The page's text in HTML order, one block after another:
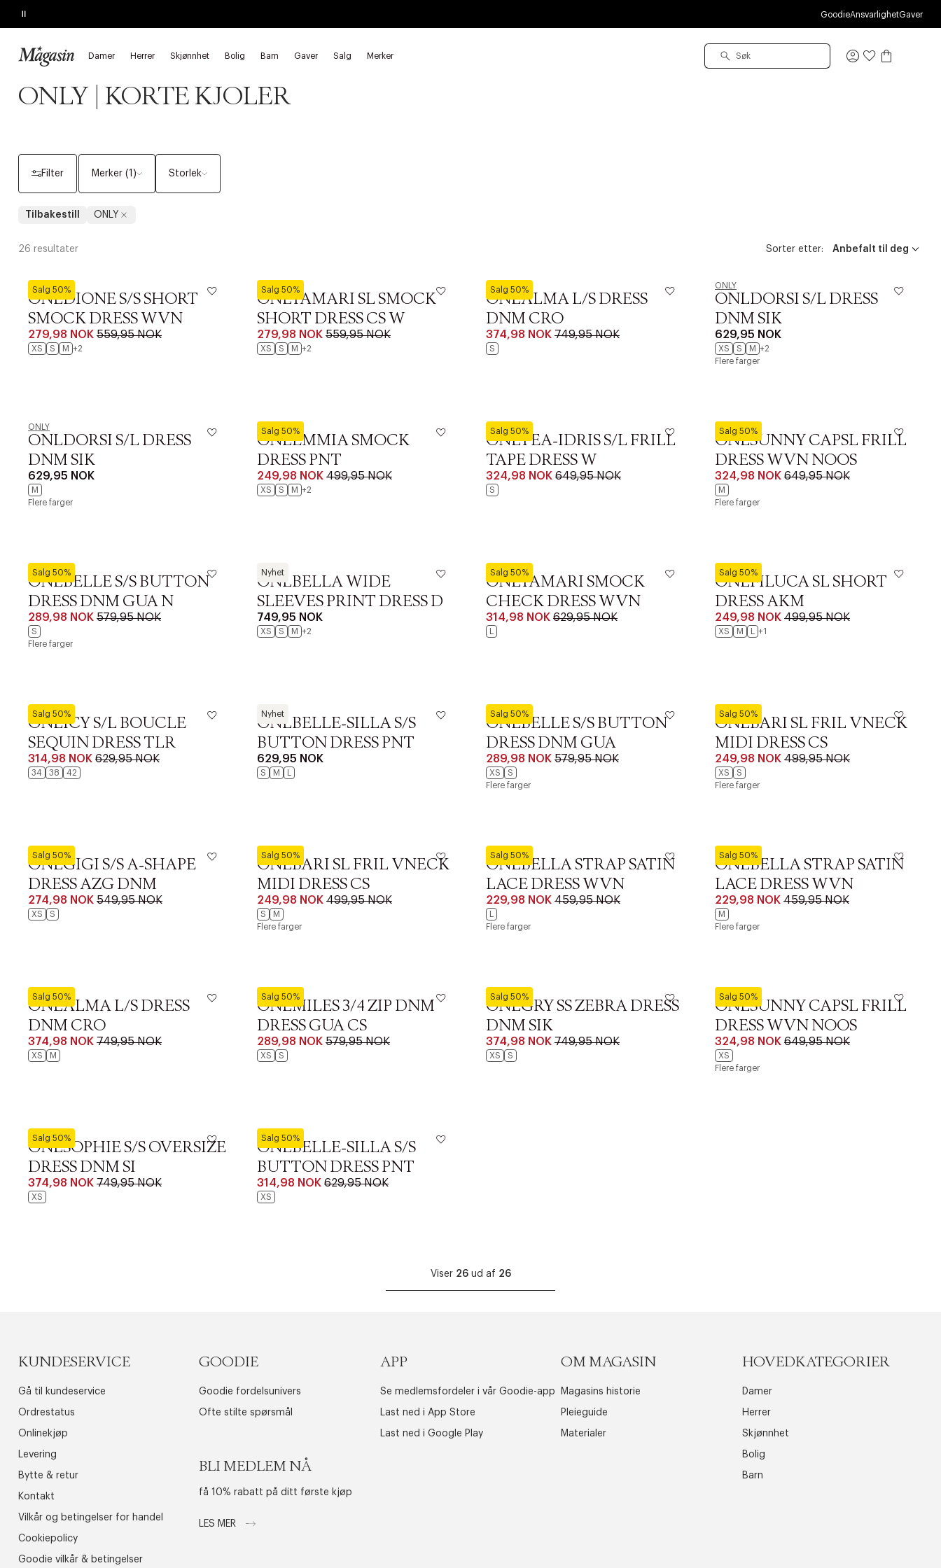
Pause GoodieAnsvarlighetGaver
Damer Herrer Skjønnhet Bolig Barn Gaver Salg Merker
Logg
SALGET SLUTTER I MORGEN
Forside Damer Klær ONLY Kjoler ONLY Korte kjoler ONLY
ONLY | KORTE KJOLER
Filter Merker (1) Storlek
Tilbakestill ONLY
26 resultater Sorter etter:
Salg 50%
ONLY
ONLDIONE S/S SHORT
SMOCK DRESS WVN
279,98 NOK 559,95 NOK
XS S M +2
Salg 50%
ONLY
ONLTAMARI SL SMOCK
SHORT DRESS CS W
279,98 NOK 559,95 NOK
XS S M +2
Salg 50%
ONLY
ONLALMA L/S DRESS
DNM CRO
374,98 NOK 749,95 NOK
S
ONLY
ONLDORSI S/L DRESS
DNM SIK
629,95 NOK
XS S M +2
Flere farger
ONLY
ONLDORSI S/L DRESS
DNM SIK
629,95 NOK
M
Flere farger
Salg 50%
ONLY
ONLEMMIA SMOCK
DRESS PNT
249,98 NOK 499,95 NOK
XS S M +2
Salg 50%
ONLY
ONLTEA-IDRIS S/L FRILL
TAPE DRESS W
324,98 NOK 649,95 NOK
S
Salg 50%
ONLY
ONLSUNNY CAPSL FRILL
DRESS WVN NOOS
324,98 NOK 649,95 NOK
M
Flere farger
Salg 50%
ONLY
ONLBELLE S/S BUTTON
DRESS DNM GUA N
289,98 NOK 579,95 NOK
S
Flere farger
Nyhet
ONLY
ONLBELLA WIDE
SLEEVES PRINT DRESS D
749,95 NOK
XS S M +2
Salg 50%
ONLY
ONLTAMARI SMOCK
CHECK DRESS WVN
314,98 NOK 629,95 NOK
Salg 50%
ONLY
ONLFILUCA SL SHORT
DRESS AKM
249,98 NOK 499,95 NOK
XS M +1
Salg 50%
ONLY
ONLICY S/L BOUCLE
SEQUIN DRESS TLR
314,98 NOK 629,95 NOK
34 38 42
Nyhet
ONLY
ONLBELLE-SILLA S/S
BUTTON DRESS PNT
629,95 NOK
S M
Salg 50%
ONLY
ONLBELLE S/S BUTTON
DRESS DNM GUA
289,98 NOK 579,95 NOK
XS
S
Flere farger
Salg 50%
ONLY
ONLBARI SL FRIL VNECK
MIDI DRESS CS
249,98 NOK 499,95 NOK
XS
S
Flere farger
Salg 50%
ONLY
ONLGIGI S/S A-SHAPE
DRESS AZG DNM
274,98 NOK 549,95 NOK
XS S
Salg 50%
ONLY
ONLBARI SL FRIL VNECK
MIDI DRESS CS
249,98 NOK 499,95 NOK
S
M
Flere farger
Salg 50%
ONLY
ONLBELLA STRAP SATIN
LACE DRESS WVN
229,98 NOK 459,95 NOK
Flere farger
Salg 50%
ONLY
ONLBELLA STRAP SATIN
LACE DRESS WVN
229,98 NOK 459,95 NOK
M
Flere farger
Salg 50%
ONLY
ONLALMA L/S DRESS
DNM CRO
374,98 NOK 749,95 NOK
XS M
Salg 50%
ONLY
ONLMILES 3/4 ZIP DNM
DRESS GUA CS
289,98 NOK 579,95 NOK
XS S
Salg 50%
ONLY
ONLGRY SS ZEBRA DRESS
DNM SIK
374,98 NOK 749,95 NOK
XS S
Salg 50%
ONLY
ONLSUNNY CAPSL FRILL
DRESS WVN NOOS
324,98 NOK 649,95 NOK
XS
Flere farger
Salg 50%
ONLY
ONLSOPHIE S/S OVERSIZE
DRESS DNM SI
374,98 NOK 749,95 NOK
XS
Salg 50%
ONLY
ONLBELLE-SILLA S/S
BUTTON DRESS PNT
314,98 NOK 629,95 NOK
XS
Viser 26ud af 26
KUNDESERVICE
Gå til kundeservice
Ordrestatus
Onlinekjøp
Levering
Bytte & retur
Kontakt
Vilkår og betingelser for handel
Cookiepolicy
Goodie vilkår & betingelser
GOODIE
Goodie fordelsunivers
Ofte stilte spørsmål
BLI MEDLEM NÅ
få 10% rabatt på ditt første kjøp
LES MER
APP
Se medlemsfordeler i vår Goodie-app
Last ned i App Store
Last ned i Google Play
OM MAGASIN
Magasins historie
Pleieguide
Materialer
HOVEDKATEGORIER
Damer
Herrer
Skjønnhet
Bolig
Barn
TILFØY NYTT ØNSKE
LA OSS VISE VIDEOEN
Øv vi kan desværre ikke vise dig denne video. Tillad statistiske cookies for at kunne se
videoen.